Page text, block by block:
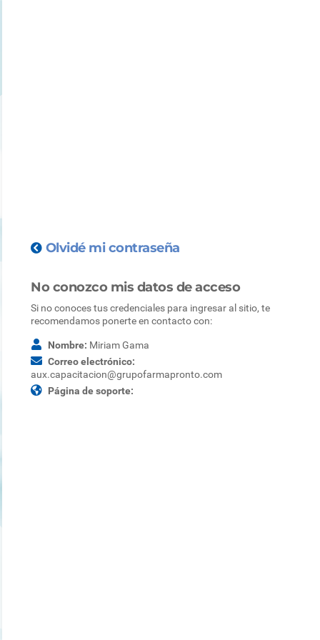
Olvidé mi contraseña
No conozco mis datos de acceso
Si no conoces tus credenciales para ingresar al sitio, te
recomendamos ponerte en contacto con:
Nombre: Miriam Gama
Correo electrónico:
aux.capacitacion@grupofarmapronto.com
Página de soporte: